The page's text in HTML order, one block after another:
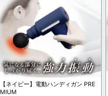
【ネイビー】電動ハンディガン PRE
MIUM